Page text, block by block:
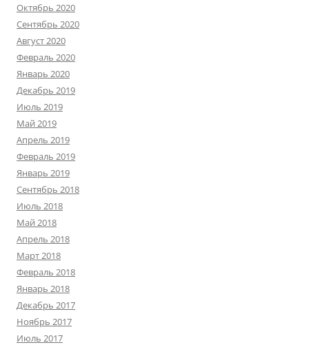
Октябрь 2020
Сентябрь 2020
Август 2020
Февраль 2020
Январь 2020
Декабрь 2019
Июль 2019
Май 2019
Апрель 2019
Февраль 2019
Январь 2019
Сентябрь 2018
Июль 2018
Май 2018
Апрель 2018
Март 2018
Февраль 2018
Январь 2018
Декабрь 2017
Ноябрь 2017
Июль 2017